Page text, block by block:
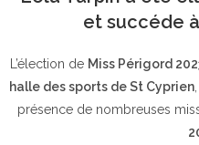
et succéde
L’élection de Miss Périgord
halle des sports de St Cyprien
présence de nombreuses